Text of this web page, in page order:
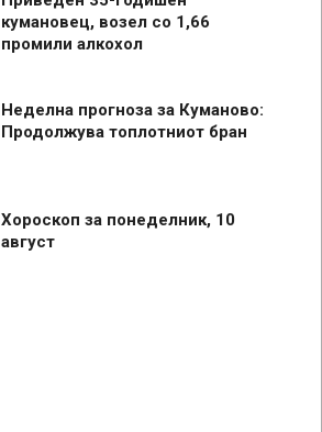
кумановец, возел со 1,66
промили алкохол
Неделна прогноза за Куманово:
Продолжува топлотниот бран
Хороскоп за понеделник, 10
август